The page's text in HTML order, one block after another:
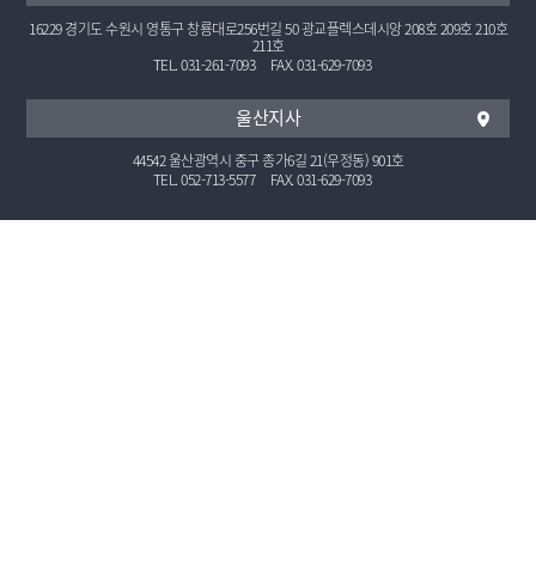
16229 경기도 수원시 영통구 창룡대로256번길 50 광교플렉스데시앙 208호 209호 210호
211호
TEL. 031-261-7093
FAX. 031-629-7093
울산지사
44542 울산광역시 중구 종가6길 21(우정동) 901호
TEL. 052-713-5577
FAX. 031-629-7093